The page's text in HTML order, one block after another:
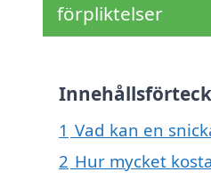
förpliktelser
1 Vad kan en
2 Hur mycket